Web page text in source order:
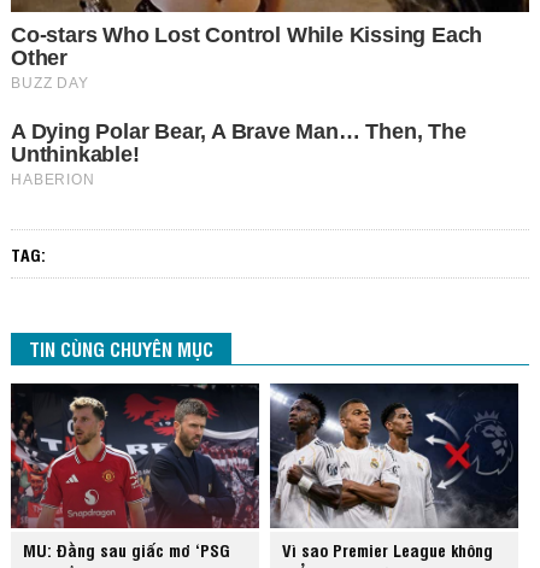
TAG:
TIN CÙNG CHUYÊN MỤC
MU: Đằng sau giấc mơ ‘PSG
Vì sao Premier League không